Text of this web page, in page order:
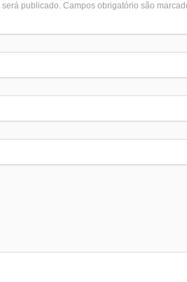
publicado. Campos obrigatório são